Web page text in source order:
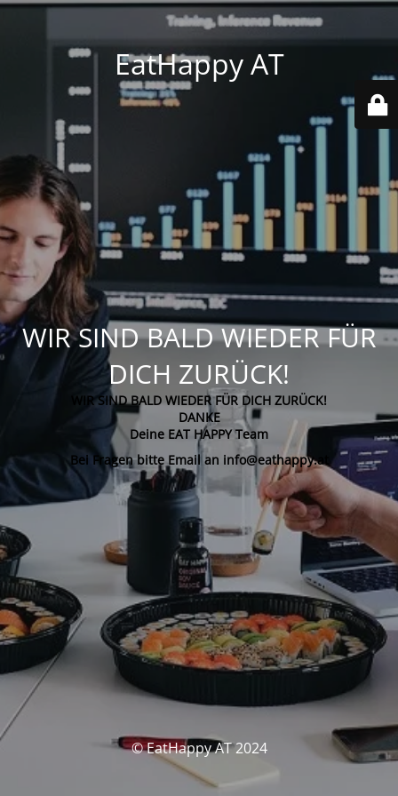
EatHappy AT
WIR SIND BALD WIEDER FÜR
DICH ZURÜCK!
WIR SIND BALD WIEDER FÜR DICH ZURÜCK!
DANKE
Deine EAT HAPPY Team
Bei Fragen bitte Email an info@eathappy.at
© EatHappy AT 2024